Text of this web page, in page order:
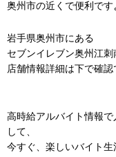
奥州市の近くで便利です
岩手県奥州市にある
セブンイレブン奥州江
店舗情報詳細は下で確認
高時給アルバイト情報で
して、
今すぐ、楽しいバイト生